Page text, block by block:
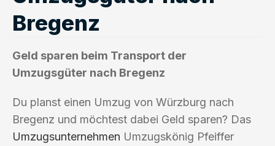
Bregenz
Geld sparen beim Transport der
Umzugsgüter nach Bregenz
Du planst einen Umzug von Würzburg nach
Bregenz und möchtest dabei Geld sparen? Das
Umzugsunternehmen Umzugskönig Pfeiffer